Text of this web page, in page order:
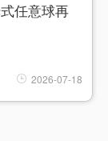
任意球再
2026-07-18